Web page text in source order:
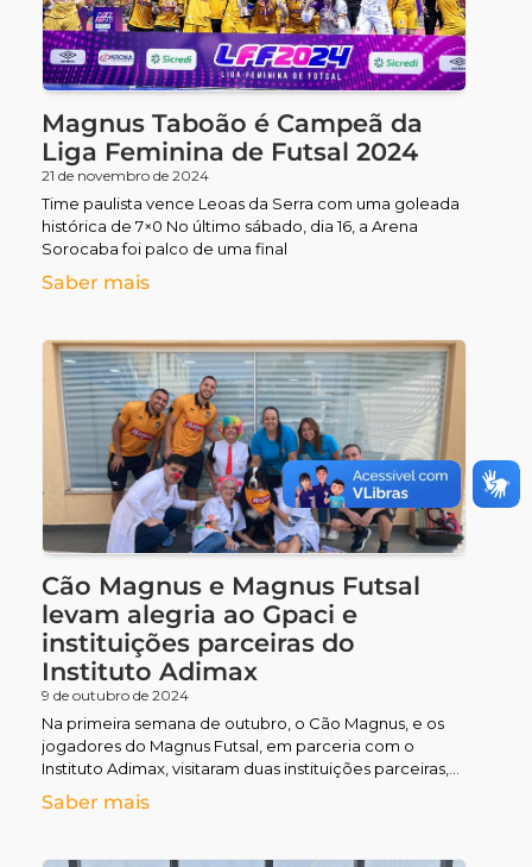
Magnus Taboão é Campeã da
Liga Feminina de Futsal 2024
21 de novembro de 2024
Time paulista vence Leoas da Serra com uma goleada
histórica de 7×0 No último sábado, dia 16, a Arena
Sorocaba foi palco de uma final
Saber mais
Cão Magnus e Magnus Futsal
levam alegria ao Gpaci e
instituições parceiras do
Instituto Adimax
9 de outubro de 2024
Na primeira semana de outubro, o Cão Magnus, e os
jogadores do Magnus Futsal, em parceria com o
Instituto Adimax, visitaram duas instituições parceiras,
trazendo
Saber mais